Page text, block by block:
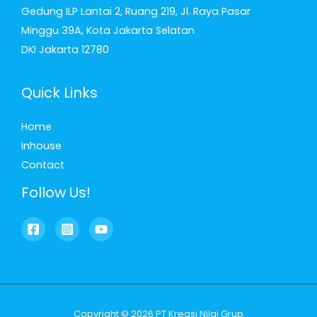
Gedung ILP Lantai 2, Ruang 219, Jl. Raya Pasar
Minggu 39A, Kota Jakarta Selatan
DKI Jakarta 12780
Quick Links
Home
Inhouse
Contact
Follow Us!
Copyright © 2026 PT Kreasi Nilai Grup